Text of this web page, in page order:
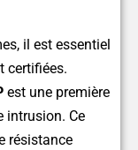
il est essentiel
certifiées.
est une première
intrusion. Ce
résistance